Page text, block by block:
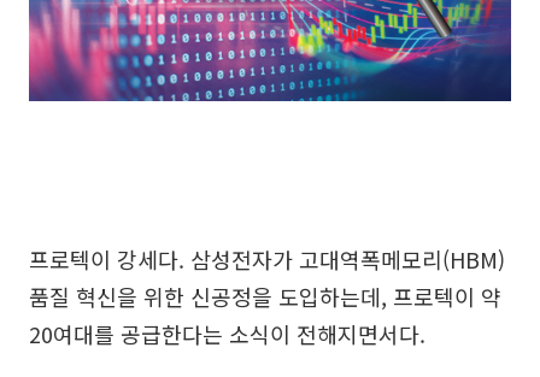
프로텍이 강세다. 삼성전자가 고대역폭메모리(HBM)
품질 혁신을 위한 신공정을 도입하는데, 프로텍이 약
20여대를 공급한다는 소식이 전해지면서다.